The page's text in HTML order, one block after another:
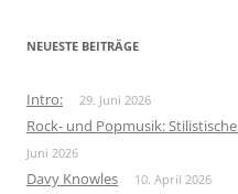
NEUESTE BEITRÄGE
Intro: 29. Juni 2026
Rock- und Popmusik:
Juni 2026
Davy Knowles 10. April 2026